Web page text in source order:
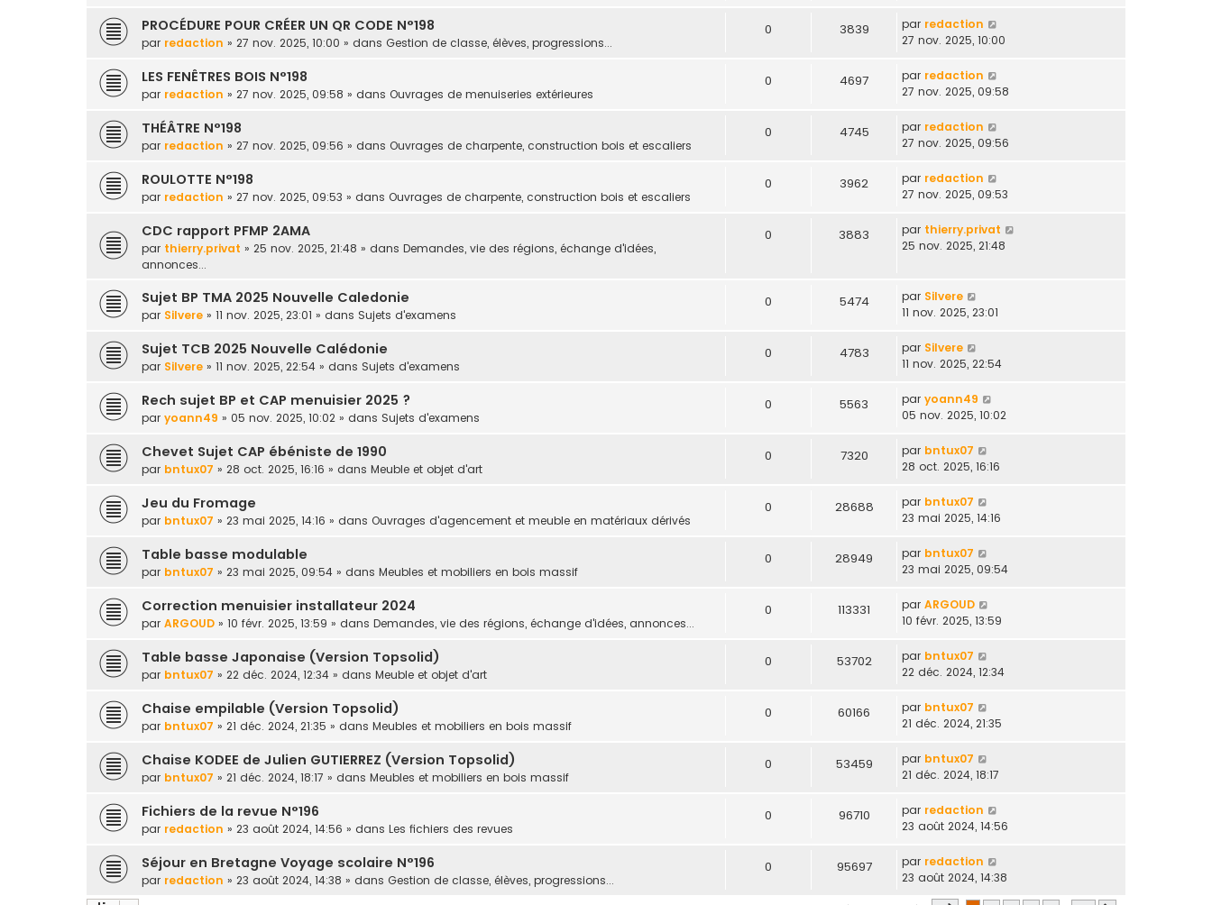
PROCÉDURE POUR CRÉER UN QR CODE N°198
par redaction » 27 nov. 2025, 10:00 » dans Gestion de classe, élèves, progressions...
0 3839 par redaction
27 nov. 2025, 10:00
LES FENÊTRES BOIS N°198
par redaction » 27 nov. 2025, 09:58 » dans Ouvrages de menuiseries extérieures
0 4697 par redaction
27 nov. 2025, 09:58
THÉÂTRE N°198
par redaction » 27 nov. 2025, 09:56 » dans Ouvrages de charpente, construction bois et escaliers
0 4745 par redaction
27 nov. 2025, 09:56
ROULOTTE N°198
par redaction » 27 nov. 2025, 09:53 » dans Ouvrages de charpente, construction bois et escaliers
0 3962 par redaction
27 nov. 2025, 09:53
CDC rapport PFMP 2AMA
par thierry.privat » 25 nov. 2025, 21:48 » dans Demandes, vie des régions, échange d'idées,
annonces...
0 3883 par thierry.privat
25 nov. 2025, 21:48
Sujet BP TMA 2025 Nouvelle Caledonie
par Silvere » 11 nov. 2025, 23:01 » dans Sujets d'examens
0 5474 par Silvere
11 nov. 2025, 23:01
Sujet TCB 2025 Nouvelle Calédonie
par Silvere » 11 nov. 2025, 22:54 » dans Sujets d'examens
0 4783 par Silvere
11 nov. 2025, 22:54
Rech sujet BP et CAP menuisier 2025 ?
par yoann49 » 05 nov. 2025, 10:02 » dans Sujets d'examens
0 5563 par yoann49
05 nov. 2025, 10:02
Chevet Sujet CAP ébéniste de 1990
par bntux07 » 28 oct. 2025, 16:16 » dans Meuble et objet d'art
0 7320 par bntux07
28 oct. 2025, 16:16
Jeu du Fromage
par bntux07 » 23 mai 2025, 14:16 » dans Ouvrages d'agencement et meuble en matériaux dérivés
0 28688 par bntux07
23 mai 2025, 14:16
Table basse modulable
par bntux07 » 23 mai 2025, 09:54 » dans Meubles et mobiliers en bois massif
0 28949 par bntux07
23 mai 2025, 09:54
Correction menuisier installateur 2024
par ARGOUD » 10 févr. 2025, 13:59 » dans Demandes, vie des régions, échange d'idées, annonces...
0 113331 par ARGOUD
10 févr. 2025, 13:59
Table basse Japonaise (Version Topsolid)
par bntux07 » 22 déc. 2024, 12:34 » dans Meuble et objet d'art
0 53702 par bntux07
22 déc. 2024, 12:34
Chaise empilable (Version Topsolid)
par bntux07 » 21 déc. 2024, 21:35 » dans Meubles et mobiliers en bois massif
0 60166 par bntux07
21 déc. 2024, 21:35
Chaise KODEE de Julien GUTIERREZ (Version Topsolid)
par bntux07 » 21 déc. 2024, 18:17 » dans Meubles et mobiliers en bois massif
0 53459 par bntux07
21 déc. 2024, 18:17
Fichiers de la revue N°196
par redaction » 23 août 2024, 14:56 » dans Les fichiers des revues
0 96710 par redaction
23 août 2024, 14:56
Séjour en Bretagne Voyage scolaire N°196
par redaction » 23 août 2024, 14:38 » dans Gestion de classe, élèves, progressions...
0 95697 par redaction
23 août 2024, 14:38